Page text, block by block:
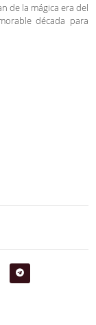
de la mágica era del
década para